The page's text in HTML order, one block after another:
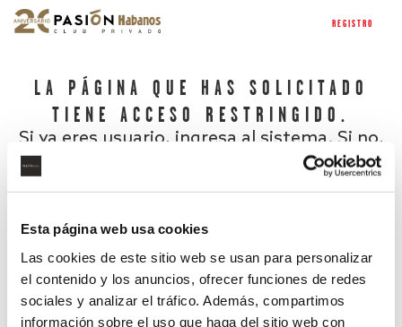
Esta página web usa cookies
Las cookies de este sitio web se usan para personalizar
el contenido y los anuncios, ofrecer funciones de redes
sociales y analizar el tráfico. Además, compartimos
información sobre el uso que haga del sitio web con
REGISTRO
LA PÁGINA QUE HAS SOLICITADO
TIENE ACCESO RESTRINGIDO.
Si ya eres usuario, ingresa al sistema. Si no,